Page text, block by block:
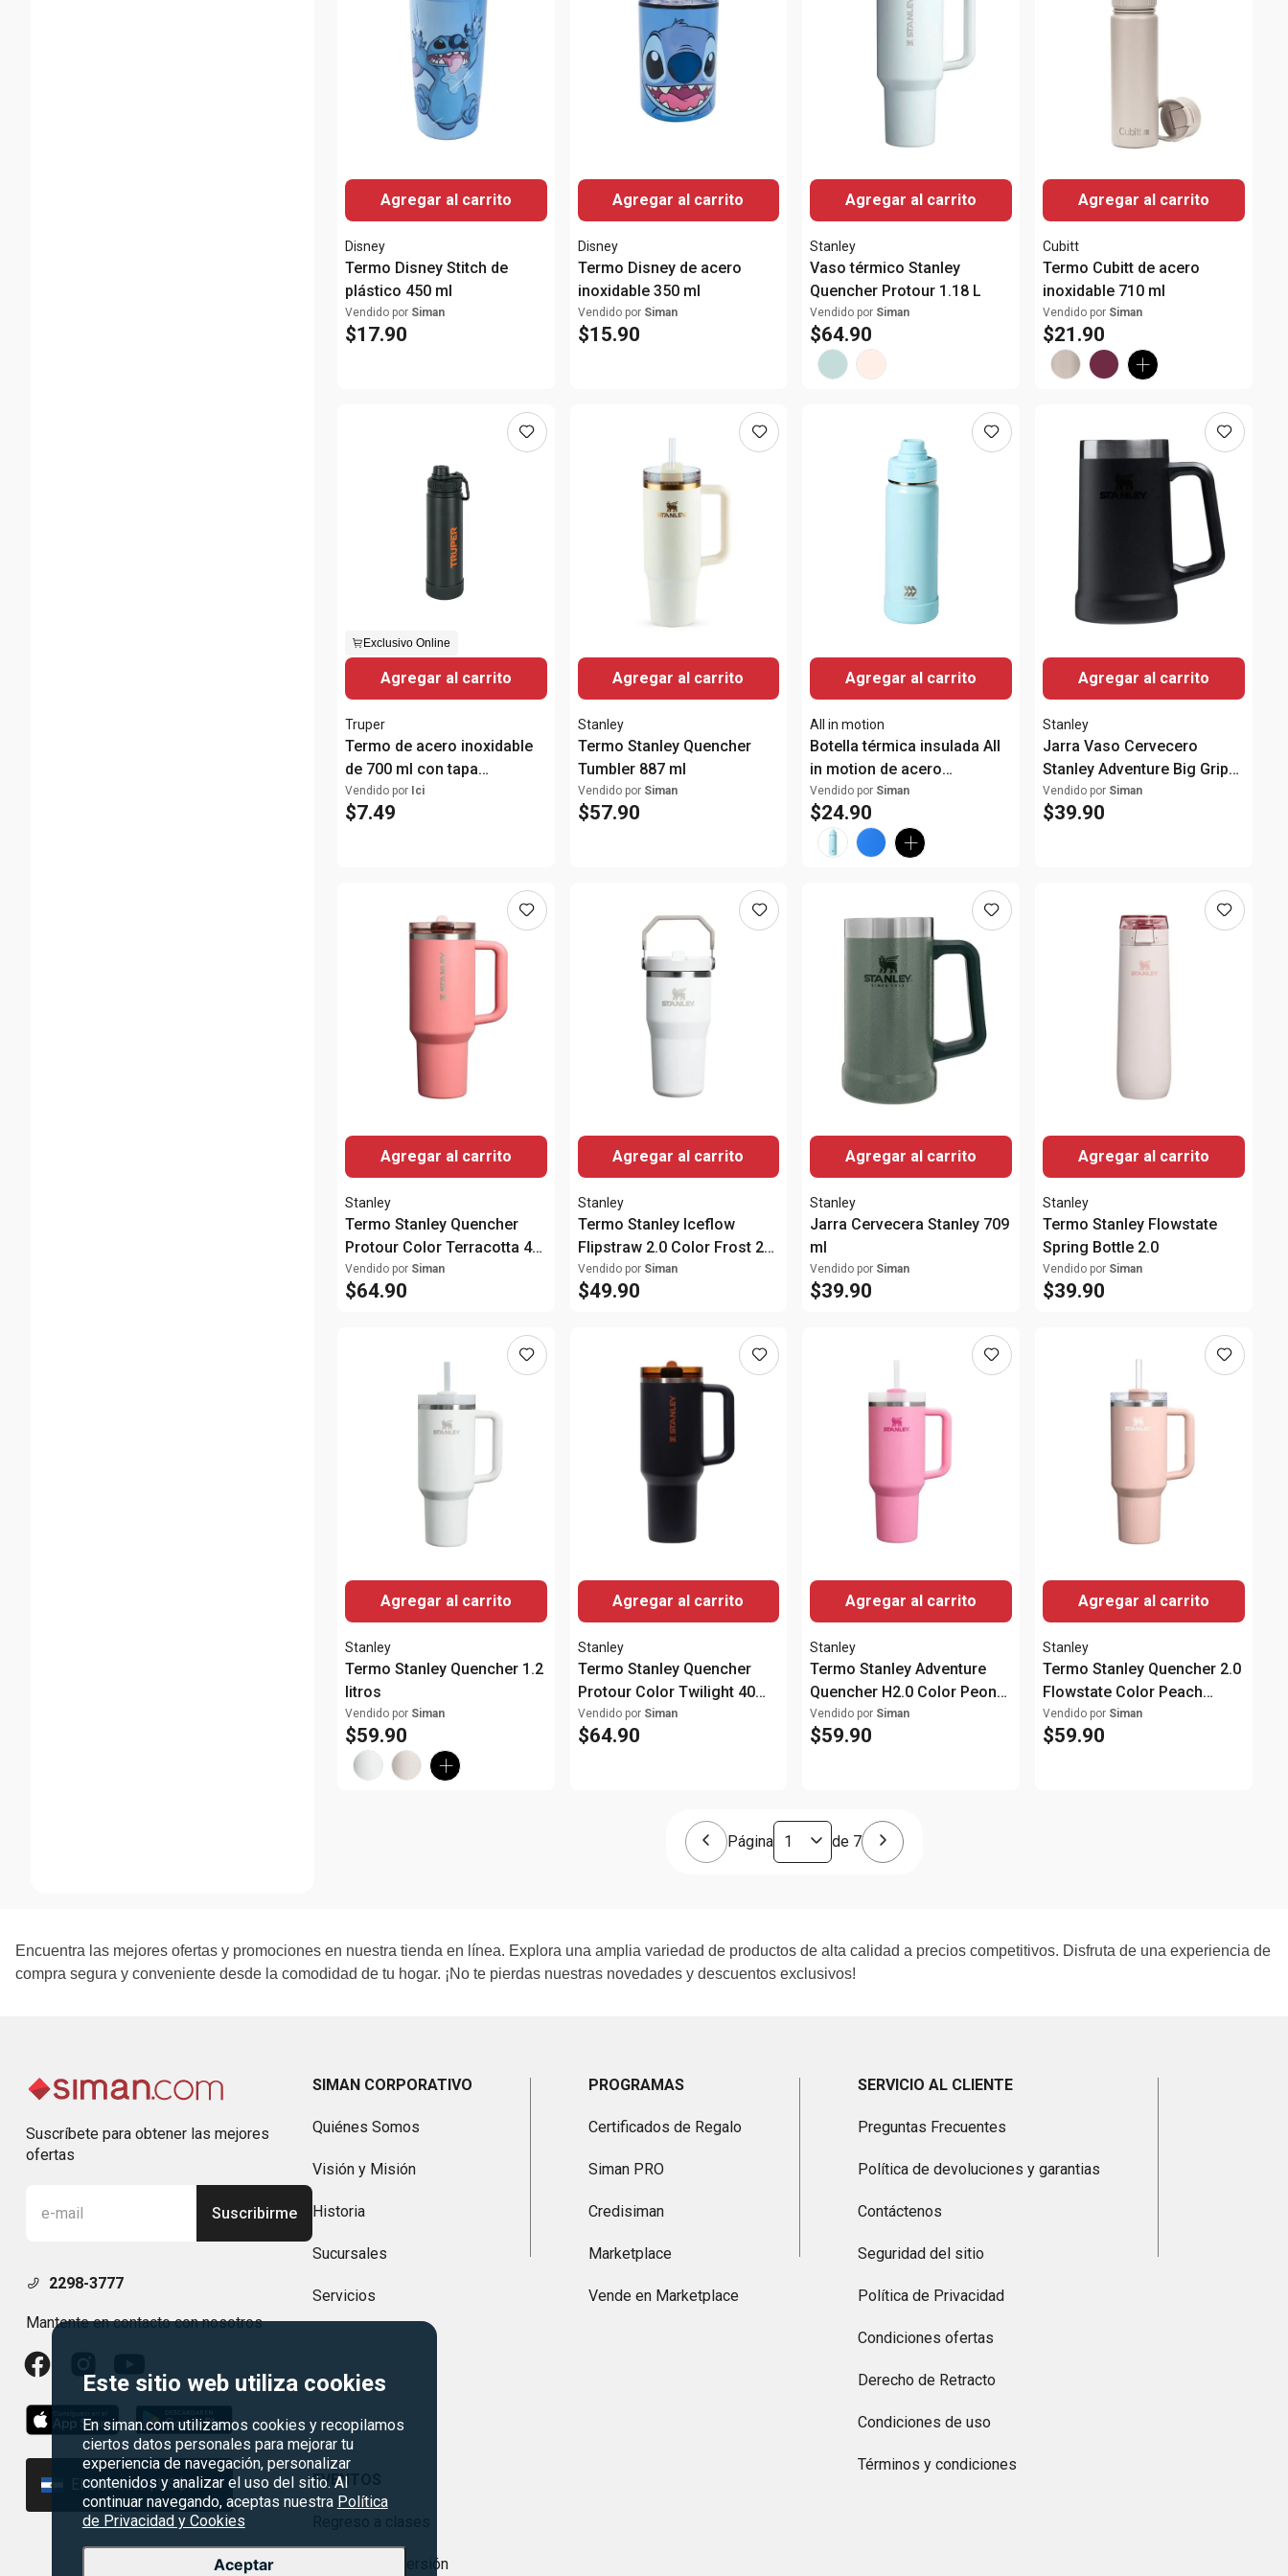
Este sitio web utiliza cookies
En siman.com utilizamos cookies y recopilamos
ciertos datos personales para mejorar tu
experiencia de navegación, personalizar
contenidos y analizar el uso del sitio. Al
continuar navegando, aceptas nuestra Política
de Privacidad y Cookies
Aceptar
Agregar al carrito
Disney
Termo Disney Stitch de
plástico 450 ml
Vendido por Siman
$17.90
Agregar al carrito
Disney
Termo Disney de acero
inoxidable 350 ml
Vendido por Siman
$15.90
Agregar al carrito
Stanley
Vaso térmico Stanley
Quencher Protour 1.18 L
Vendido por Siman
$64.90
Agregar al carrito
Cubitt
Termo Cubitt de acero
inoxidable 710 ml
Vendido por Siman
$21 .90
Exclusivo Online
Agregar al carrito
Truper
Termo de acero inoxidable
de 700 ml con tapa
hermética
Vendido por Ici
$7.49
Agregar al carrito
Stanley
Termo Stanley Quencher
Tumbler 887 ml
Vendido por Siman
$57.90
Agregar al carrito
All in motion
Botella térmica insulada All
in motion de acero
inoxidable 710 ml
Vendido por Siman
$24.90
Agregar al carrito
Stanley
Jarra Vaso Cervecero
Stanley Adventure Big Grip
Beer Stein 2.0 Color Black
24 Oz
Vendido por Siman
$39.90
Agregar al carrito
Stanley
Termo Stanley Quencher
Protour Color Terracotta 40
Oz.
Vendido por Siman
$64.90
Agregar al carrito
Stanley
Termo Stanley Iceflow
Flipstraw 2.0 Color Frost 20
Oz.
Vendido por Siman
$49.90
Agregar al carrito
Stanley
Jarra Cervecera Stanley 709
ml
Vendido por Siman
$39.90
Agregar al carrito
Stanley
Termo Stanley Flowstate
Spring Bottle 2.0
Vendido por Siman
$39.90
Agregar al carrito
Stanley
Termo Stanley Quencher 1.2
litros
Vendido por Siman
$59.90
Agregar al carrito
Stanley
Termo Stanley Quencher
Protour Color Twilight 40
Oz.
Vendido por Siman
$64.90
Agregar al carrito
Stanley
Termo Stanley Adventure
Quencher H2.0 Color Peony
40 Oz.
Vendido por Siman
$59.90
Agregar al carrito
Stanley
Termo Stanley Quencher 2.0
Flowstate Color Peach
Glass 40 Oz.
Vendido por Siman
$59.90
Página de 7
Encuentra las mejores ofertas y promociones en nuestra tienda en línea. Explora una amplia variedad de productos de alta calidad a precios competitivos. Disfruta de una experiencia de
compra segura y conveniente desde la comodidad de tu hogar. ¡No te pierdas nuestras novedades y descuentos exclusivos!
Suscríbete para obtener las mejores
ofertas
Suscribirme
2298-3777
Mantente en contacto con nosotros
El Salvador | US$
SIMAN CORPORATIVO
Quiénes Somos
Visión y Misión
Historia
Sucursales
Servicios
PROGRAMAS
Certificados de Regalo
Siman PRO
Credisiman
Marketplace
Vende en Marketplace
SERVICIO AL CLIENTE
Preguntas Frecuentes
Política de devoluciones y garantias
Contáctenos
Seguridad del sitio
Política de Privacidad
Condiciones ofertas
Derecho de Retracto
Condiciones de uso
Términos y condiciones
EVENTOS
Agosto es diversión